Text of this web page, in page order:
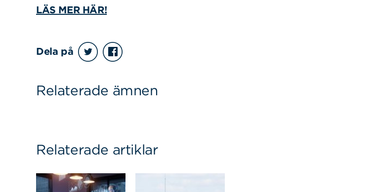
LÄS MER HÄR!
Dela på
Relaterade ämnen
Relaterade artiklar
Sök på sidan:Sök